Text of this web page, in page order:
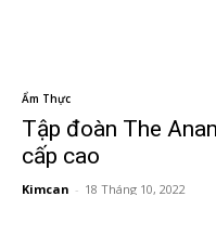
Ẩm Thực
Tập đoàn The
cấp cao
Kimcan - 18 Tháng 10, 2022